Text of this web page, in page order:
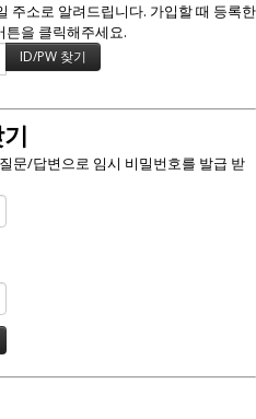
주소로 알려드립니다. 가입할 때 등록한
을 클릭해주세요.
문/답변으로 임시 비밀번호를 발급 받